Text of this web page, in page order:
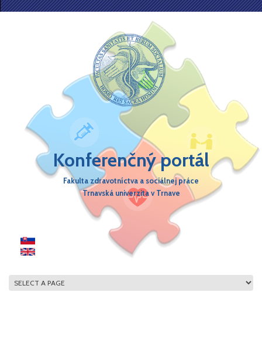
Skočiť na hlavný obsah
Konferenčný portál
Fakulta zdravotníctva a sociálnej práce
Trnavská univerzita v Trnave